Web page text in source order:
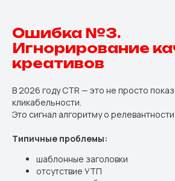
Ошибка №3.
Игнорирование
креативов
В 2026 году CTR — это не просто
кликабельности.
Это сигнал алгоритму о релевантности.
Типичные проблемы:
шаблонные заголовки
отсутствие УТП